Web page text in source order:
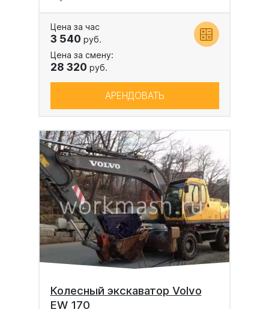
Цена за час
3 540 руб.
Цена за смену:
28 320 руб.
АРЕНДОВАТЬ
Колесный экскаватор Volvo
EW 170